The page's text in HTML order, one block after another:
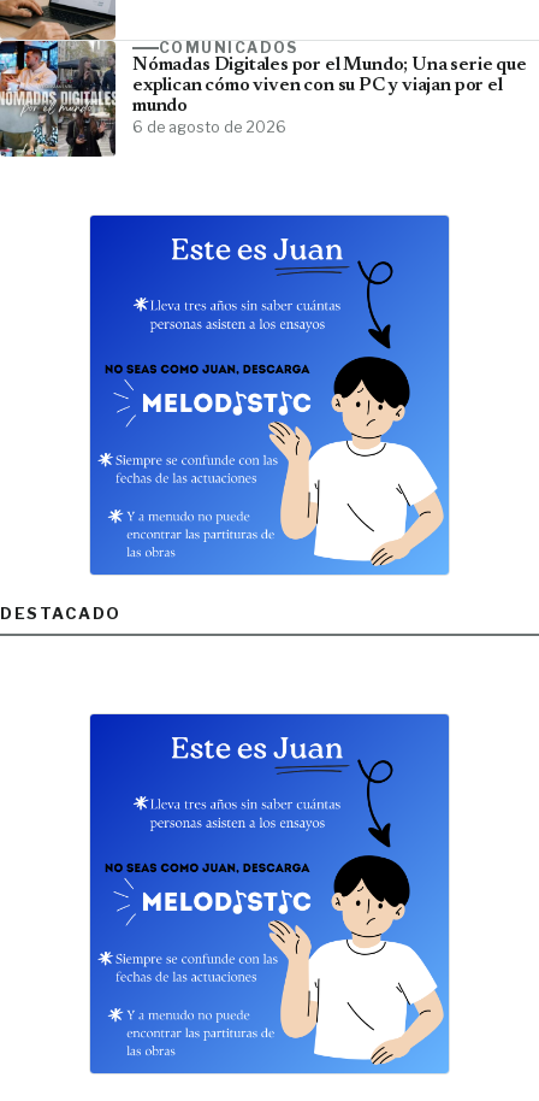
COMUNICADOS
Nómadas Digitales por el Mundo; Una serie que
explican cómo viven con su PC y viajan por el
mundo
6 de agosto de 2026
DESTACADO